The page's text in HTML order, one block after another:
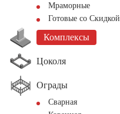
Мраморные
Готовые со Скидкой
Комплексы
Цоколя
Ограды
Сварная